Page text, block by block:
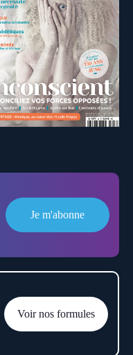
Je m'abonne
Voir nos formules